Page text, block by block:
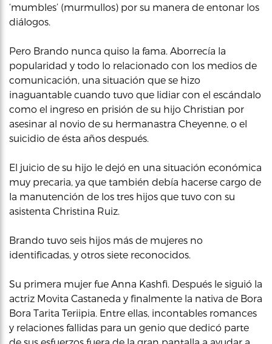
‘mumbles’ (murmullos) por su manera de entonar los
diálogos.
Pero Brando nunca quiso la fama. Aborrecía la
popularidad y todo lo relacionado con los medios de
comunicación, una situación que se hizo
inaguantable cuando tuvo que lidiar con el escándalo
como el ingreso en prisión de su hijo Christian por
asesinar al novio de su hermanastra Cheyenne, o el
suicidio de ésta años después.
El juicio de su hijo le dejó en una situación económica
muy precaria, ya que también debía hacerse cargo de
la manutención de los tres hijos que tuvo con su
asistenta Christina Ruiz.
Brando tuvo seis hijos más de mujeres no
identificadas, y otros siete reconocidos.
Su primera mujer fue Anna Kashfi. Después le siguió la
actriz Movita Castaneda y finalmente la nativa de Bora
Bora Tarita Teriipia. Entre ellas, incontables romances
y relaciones fallidas para un genio que dedicó parte
de sus esfuerzos fuera de la gran pantalla a ayudar a